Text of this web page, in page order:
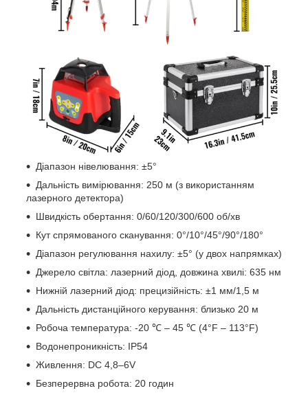
Діапазон нівелювання:​ ±5°
Дальність вимірювання:​ 250 м (з використанням
лазерного детектора)
Швидкість обертання:​ 0/60/120/300/600 об/хв
Кут спрямованого сканування:​ 0°/10°/45°/90°/180°
Діапазон регулювання нахилу:​ ±5°​ (у двох напрямках)
Джерело світла:​ лазерний діод,​ довжина хвилі:​ 635 нм
Нижній лазерний діод:​ прецизійність:​ ±1 мм/1,5 м
Дальність дистанційного керування:​ близько 20 м
Робоча температура:​ -20 ℃ –​ 45 ℃ (4°F –​ 113°F)
Водонепроникність:​ IP54
Живлення:​ DC 4,8–6V
Безперервна робота:​ 20 годин